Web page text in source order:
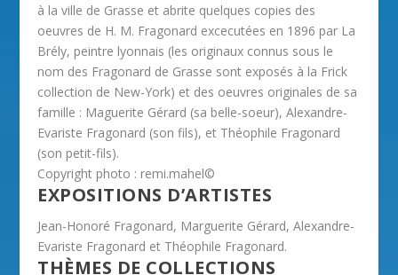
à la ville de Grasse et abrite quelques copies des
oeuvres de H. M. Fragonard excecutées en 1896 par La
Brély, peintre lyonnais (les originaux connus sous le
nom des Fragonard de Grasse sont exposés à la Frick
collection de New-York) et des oeuvres originales de sa
famille : Maguerite Gérard (sa belle-soeur), Alexandre-
Evariste Fragonard (son fils), et Théophile Fragonard
(son petit-fils).
Copyright photo : remi.mahel©
EXPOSITIONS D’ARTISTES
Jean-Honoré Fragonard, Marguerite Gérard, Alexandre-
Evariste Fragonard et Théophile Fragonard.
THÈMES DE COLLECTIONS